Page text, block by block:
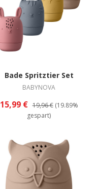
Bade Spritztier Set
BABYNOVA
15,99 € 19,96 € (19.89%
gespart)